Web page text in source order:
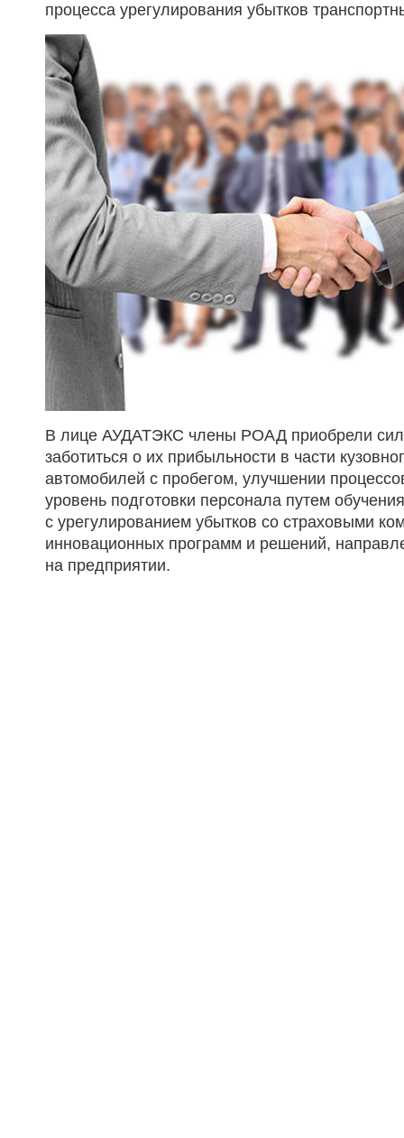
процесса урегулирования убытков
В лице АУДАТЭКС члены РОАД приобрели
заботиться о их прибыльности в части
автомобилей с пробегом, улучшении
уровень подготовки персонала путем
с урегулированием убытков со страховыми
инновационных программ и решений,
на предприятии.